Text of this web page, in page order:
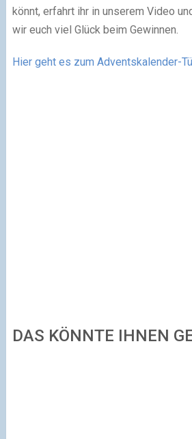
könnt, erfahrt ihr in unserem Video
wir euch viel Glück beim Gewinnen.
Hier geht es zum Adventskalender-
DAS KÖNNTE IHNEN